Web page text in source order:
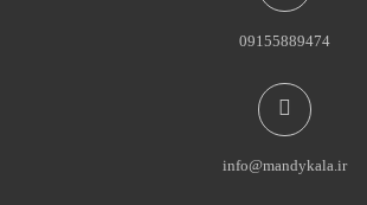
09155889474
info@mandykala.ir